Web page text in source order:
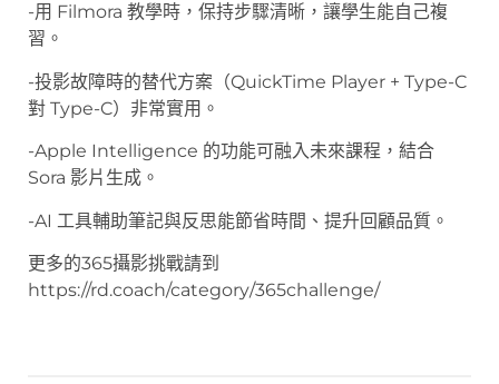
-用 Filmora 教學時，保持步驟清晰，讓學生能自己複
習。
-投影故障時的替代方案（QuickTime Player + Type-C
對 Type-C）非常實用。
-Apple Intelligence 的功能可融入未來課程，結合
Sora 影片生成。
-AI 工具輔助筆記與反思能節省時間、提升回顧品質。
更多的365攝影挑戰請到
https://rd.coach/category/365challenge/